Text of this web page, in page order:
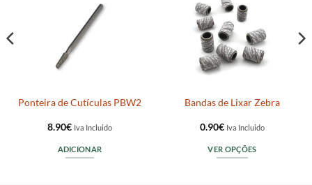
Ponteira de Cutículas PBW2
8.90€ Iva Incluido
ADICIONAR
Bandas de Lixar Zebra
0.90€ Iva Incluido
VER OPÇÕES